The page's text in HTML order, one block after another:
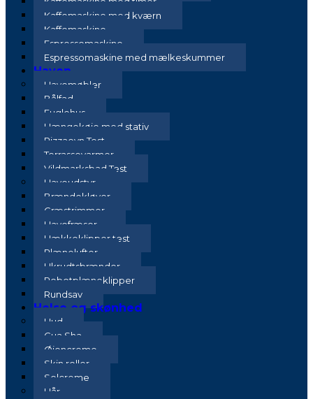
Kaffemaskine med kværn
Kaffemaskine
Espressomaskine
Espressomaskine med mælkeskummer
Haven
Havemøbler
Bålfad
Fuglehus
Hængekøje med stativ
Pizzaovn Test
Terrassevarmer
Vildmarksbad Test
Haveudstyr
Brændekløver
Græstrimmer
Havefræser
Hækkeklipper test
Plænelufter
Ukrudtsbrænder
Robotplæneklipper
Rundsav
Helse og skønhed
Hud
Gua Sha
Øjencreme
Skin roller
Solcreme
Hår